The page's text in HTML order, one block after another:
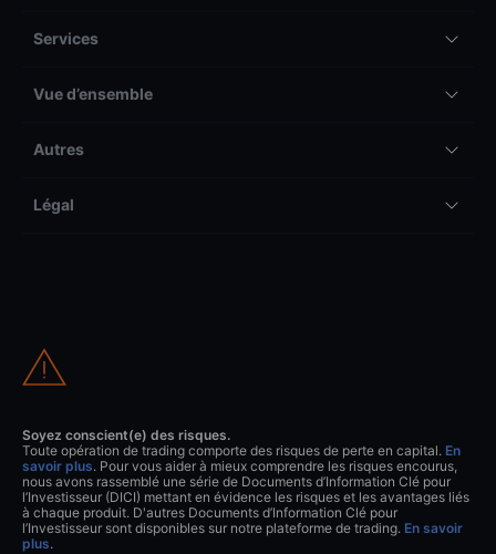
Services
Vue d’ensemble
Autres
Légal
Soyez conscient(e) des risques.
Toute opération de trading comporte des risques de perte en capital. En
savoir plus. Pour vous aider à mieux comprendre les risques encourus,
nous avons rassemblé une série de Documents d’Information Clé pour
l’Investisseur (DICI) mettant en évidence les risques et les avantages liés
à chaque produit. D'autres Documents d’Information Clé pour
l’Investisseur sont disponibles sur notre plateforme de trading. En savoir
plus.